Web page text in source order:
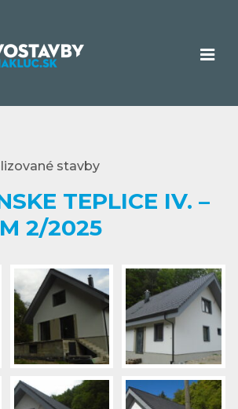
stavby
TEPLICE IV. –
2/2025